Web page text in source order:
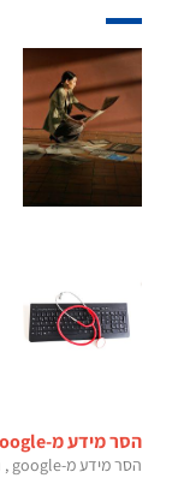
הסר מידע מ-google , הסרת דיונים, הסר פסקי דין
הסר מידע מ-google , הסרת דיונים, הסר פסקי דין, הסרת